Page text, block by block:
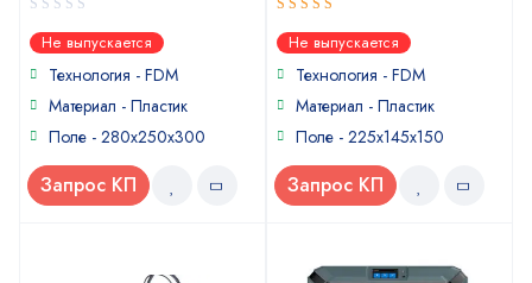
0
out
of
Не выпускается
Технология - FDM
Материал - Пластик
Поле - 280x250x300
Запрос КП
5out of 5
Не выпускается
Технология - FDM
Материал - Пластик
Поле - 225x145x150
Запрос КП